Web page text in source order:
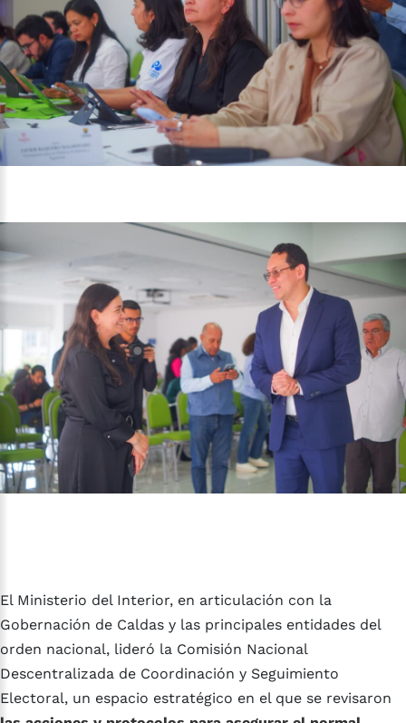
El Ministerio del Interior, en articulación con la
Gobernación de Caldas y las principales entidades del
orden nacional, lideró la Comisión Nacional
Descentralizada de Coordinación y Seguimiento
Electoral, un espacio estratégico en el que se revisaron